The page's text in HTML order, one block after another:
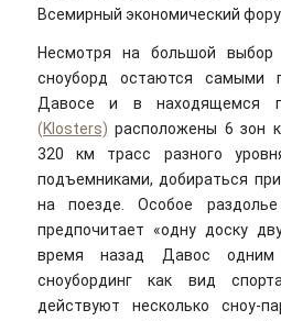
Всемирный экономический
Несмотря на большой
сноуборд остаются самыми
Давосе и в находящемся
(Klosters) расположены 6 зон
320 км трасс разного
подъемниками, добираться
на поезде. Особое
предпочитает «одну доску
время назад Давос одним
сноубординг как вид
действуют несколько сноу-